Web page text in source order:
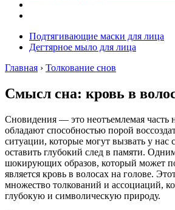
Подтягивающие маски для лица
Дегтярное мыло для лица
Главная › Толкование снов
Смысл сна: кровь в
Сновидения — это неотъемлемая
обладают способностью порой
ситуации, которые могут вызвать у
оставить глубокий след в памяти.
шокирующих образов, который может
является кровь в волосах на голове.
множество толкований и ассоциаций,
глубокую и символическую природу.